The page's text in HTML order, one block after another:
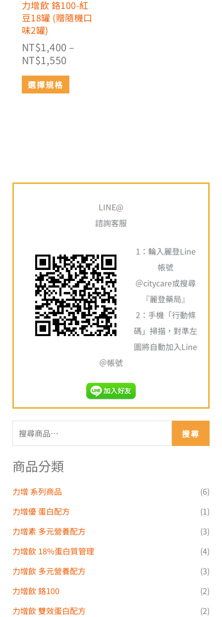
力增飲 鉻100-紅
豆18罐 (贈隨機口
味2罐)
NT$1,400 –
NT$1,550
選擇規格
在
產
擇
選
LINE@
諮詢客服
1：輪入麗登Line
帳號
＠citycare或搜尋
『麗登藥局』
2：手機「行動條
碼」掃描，對準左
圖將自動加入Line
＠帳號
搜尋
商品分類
力增 系列商品
(6)
力增優 蛋白配方
(1)
力增素 多元營養配方
(3)
力增飲 18%蛋白質管理
(4)
力增飲 多元營養配方
(3)
力增飲 鉻100
(2)
力增飲 雙效蛋白配方
(2)